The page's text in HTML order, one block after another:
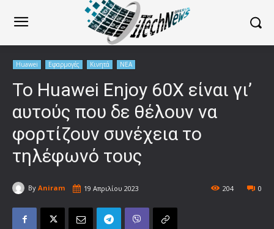
Huawei Εφαρμογές Κινητά ΝΕΑ
Το Huawei Enjoy 60X είναι γι’
αυτούς που δε θέλουν να
φορτίζουν συνέχεια το
τηλέφωνό τους
By Aniram 19 Απριλίου 2023 0
204